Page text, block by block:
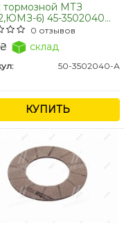
тормозной МТЗ
6) 45-3502040
(176 мм)
ZS
0 отзывов
₴ склад
50-3502040-А
КУПИТЬ